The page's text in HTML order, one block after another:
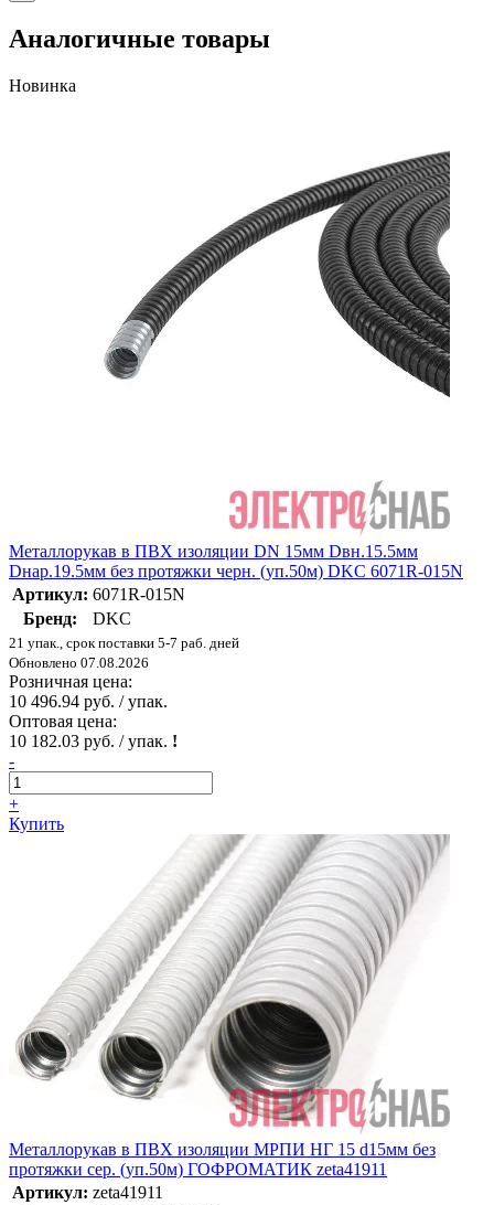
Аналогичные товары
Новинка
Металлорукав в ПВХ изоляции DN 15мм Dвн.15.5мм
Dнар.19.5мм без протяжки черн. (уп.50м) DKC 6071R-015N
Артикул: 6071R-015N
Бренд:
DKC
21 упак., срок поставки 5-7 раб. дней
Обновлено 07.08.2026
Розничная цена:
10 496.94 руб. / упак.
Оптовая цена:
10 182.03 руб. / упак. !
-
+
Купить
Металлорукав в ПВХ изоляции МРПИ НГ 15 d15мм без
протяжки сер. (уп.50м) ГОФРОМАТИК zeta41911
Артикул: zeta41911